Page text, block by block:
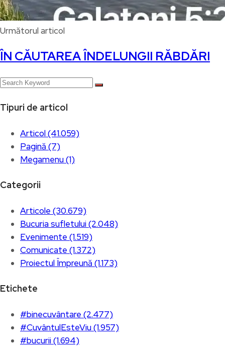
Următorul articol
ÎN CĂUTAREA ÎNDELUNGII RĂBDĂRI
Tipuri de articol
Articol (41.059)
Pagină (7)
Megamenu (1)
Categorii
Articole (30.679)
Bucuria sufletului (2.048)
Evenimente (1.519)
Comunicate (1.372)
Proiectul Împreună (1.173)
Etichete
#binecuvântare (2.477)
#CuvântulEsteViu (1.957)
#bucurii (1.694)